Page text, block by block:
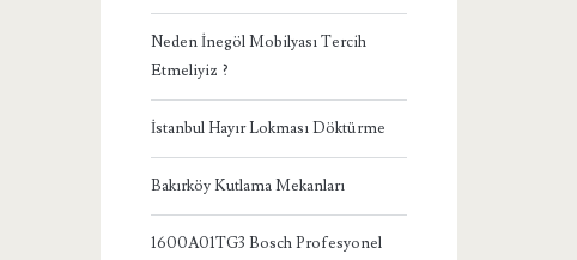
Neden İnegöl Mobilyası Tercih
Etmeliyiz ?
İstanbul Hayır Lokması Döktürme
Bakırköy Kutlama Mekanları
1600A01TG3 Bosch Profesyonel